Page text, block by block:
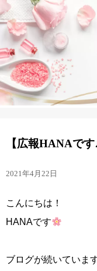
【広報HANAで
2021年4月22日
こんにちは！
HANAです
ブログが続いていま